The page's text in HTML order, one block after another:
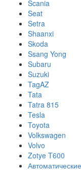
Scania
Seat
Setra
Shaanxi
Skoda
Ssang Yong
Subaru
Suzuki
TagAZ
Tata
Tatra 815
Tesla
Toyota
Volkswagen
Volvo
Zotye T600